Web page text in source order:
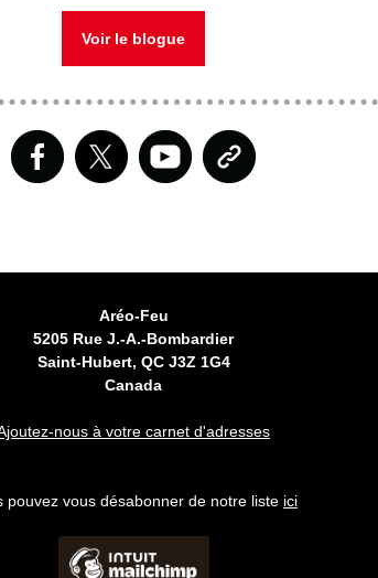
Voir le blogue
Aréo-Feu
5205 Rue J.-A.-Bombardier
Saint-Hubert, QC J3Z 1G4
Canada
nous à votre carnet d'adresses
pouvez vous désabonner de notre liste ici